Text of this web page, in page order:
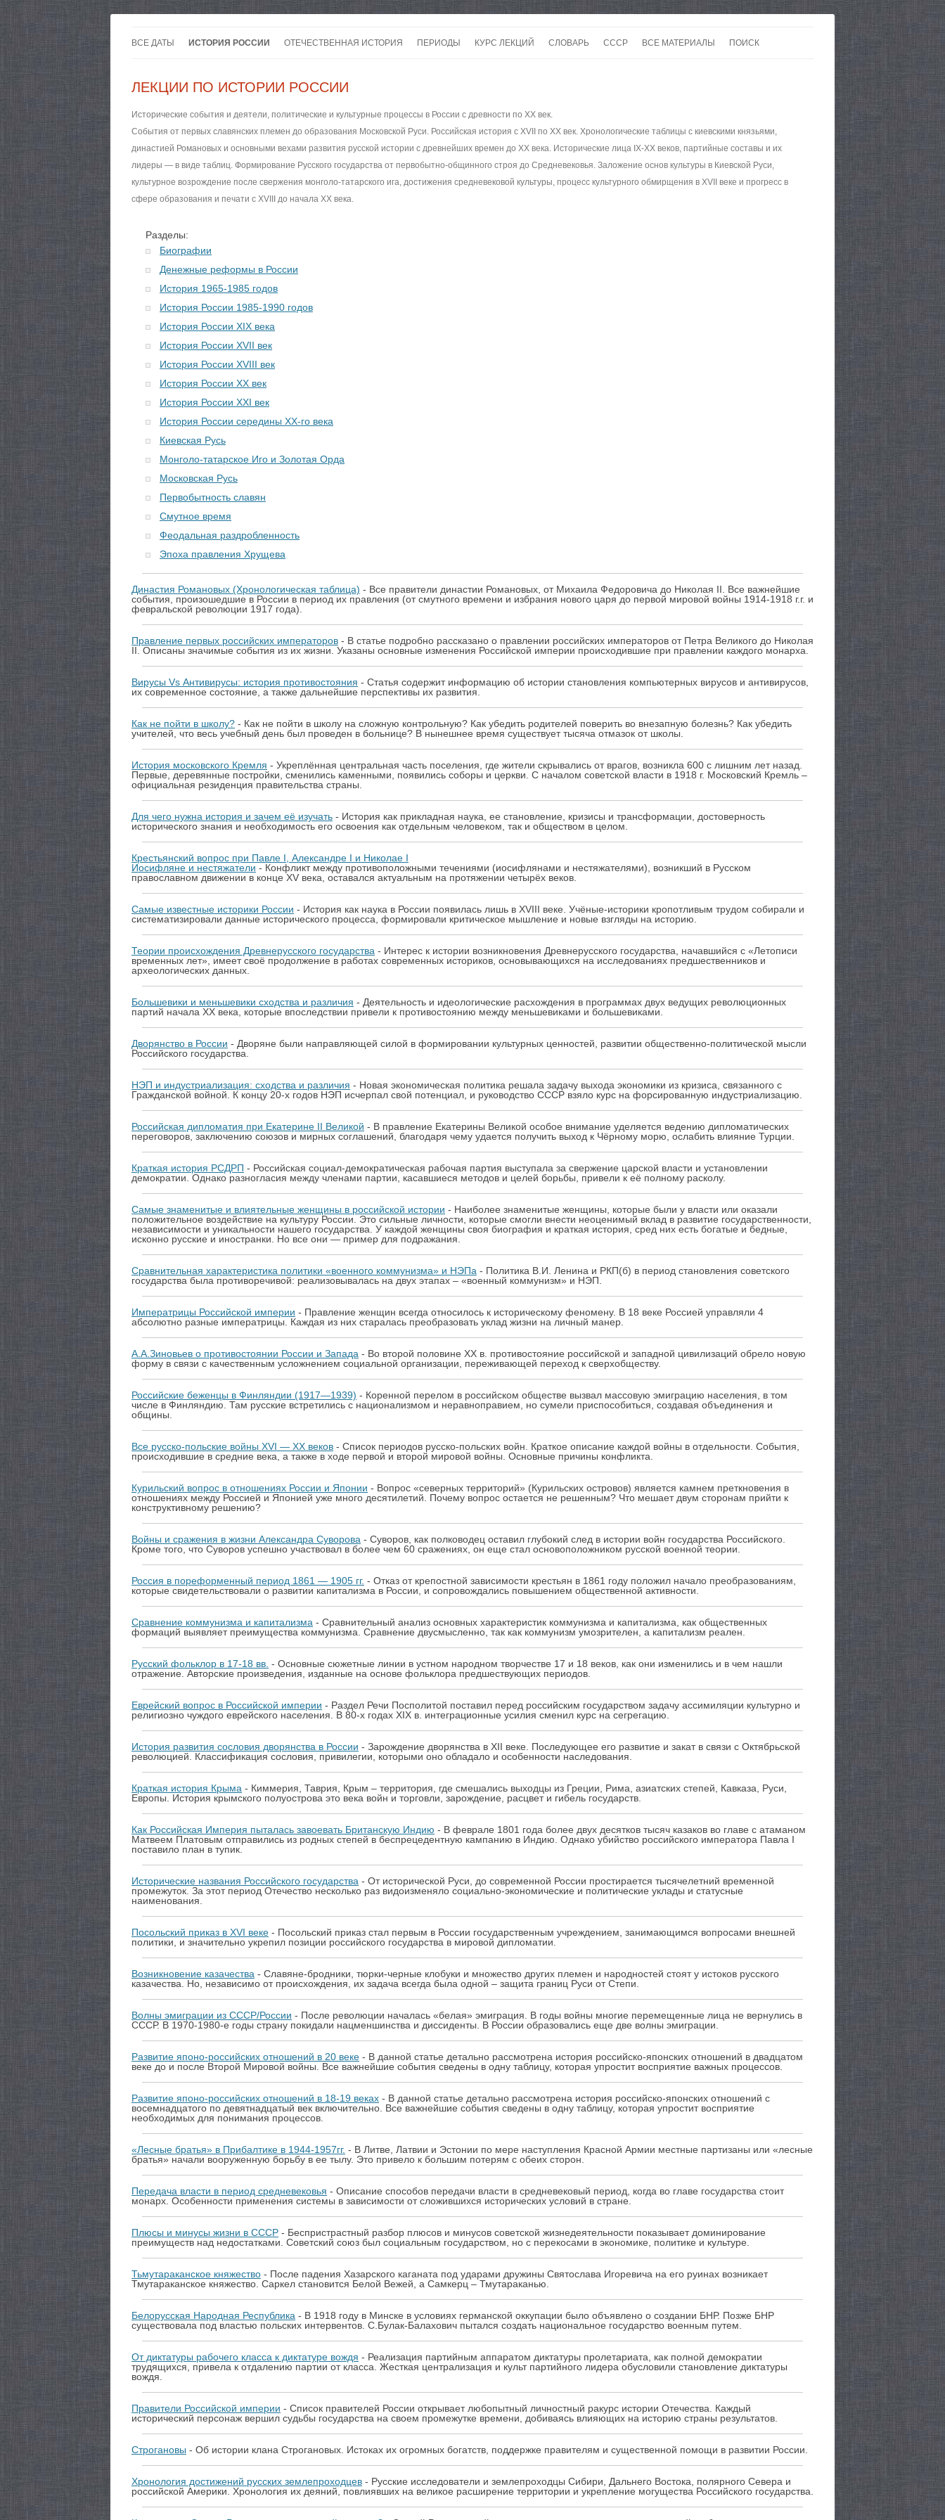
к
ВСЕ ДАТЫ ИСТОРИЯ РОССИИ ОТЕЧЕСТВЕННАЯ ИСТОРИЯ ПЕРИОДЫ КУРС ЛЕКЦИЙ СЛОВАРЬ СССР ВСЕ МАТЕРИАЛЫ
КАРТЫ
ПОИСК
ЛЕКЦИИ ПО ИСТОРИИ РОССИИ
Исторические события и деятели, политические и культурные процессы в России с древности по ХХ век.
События от первых славянских племен до образования Московской Руси. Российская история с XVII по ХХ век. Хронологические таблицы с киевскими князьями,
династией Романовых и основными вехами развития русской истории с древнейших времен до ХХ века. Исторические лица IX-XX веков, партийные составы и их
лидеры — в виде таблиц. Формирование Русского государства от первобытно-общинного строя до Средневековья. Заложение основ культуры в Киевской Руси,
культурное возрождение после свержения монголо-татарского ига, достижения средневековой культуры, процесс культурного обмирщения в XVII веке и прогресс в
сфере образования и печати с XVIII до начала XX века.
Разделы:
Биографии
Денежные реформы в России
История 1965-1985 годов
История России 1985-1990 годов
История России XIX века
История России XVII век
История России XVIII век
История России XX век
История России XXI век
История России середины XX-го века
Киевская Русь
Монголо-татарское Иго и Золотая Орда
Московская Русь
Первобытность славян
Смутное время
Феодальная раздробленность
Эпоха правления Хрущева
Династия Романовых (Хронологическая таблица) - Все правители династии Романовых, от Михаила Федоровича до Николая II. Все важнейшие
события, произошедшие в России в период их правления (от смутного времени и избрания нового царя до первой мировой войны 1914-1918 г.г. и
февральской революции 1917 года).
Правление первых российских императоров - В статье подробно рассказано о правлении российских императоров от Петра Великого до Николая
II. Описаны значимые события из их жизни. Указаны основные изменения Российской империи происходившие при правлении каждого монарха.
Вирусы Vs Антивирусы: история противостояния - Статья содержит информацию об истории становления компьютерных вирусов и антивирусов,
их современное состояние, а также дальнейшие перспективы их развития.
Как не пойти в школу? - Как не пойти в школу на сложную контрольную? Как убедить родителей поверить во внезапную болезнь? Как убедить
учителей, что весь учебный день был проведен в больнице? В нынешнее время существует тысяча отмазок от школы.
История московского Кремля - Укреплённая центральная часть поселения, где жители скрывались от врагов, возникла 600 с лишним лет назад.
Первые, деревянные постройки, сменились каменными, появились соборы и церкви. С началом советской власти в 1918 г. Московский Кремль –
официальная резиденция правительства страны.
Для чего нужна история и зачем её изучать - История как прикладная наука, ее становление, кризисы и трансформации, достоверность
исторического знания и необходимость его освоения как отдельным человеком, так и обществом в целом.
Крестьянский вопрос при Павле I, Александре I и Николае I
Иосифляне и нестяжатели - Конфликт между противоположными течениями (иосифлянами и нестяжателями), возникший в Русском
православном движении в конце XV века, оставался актуальным на протяжении четырёх веков.
Самые известные историки России - История как наука в России появилась лишь в XVIII веке. Учёные-историки кропотливым трудом собирали и
систематизировали данные исторического процесса, формировали критическое мышление и новые взгляды на историю.
Теории происхождения Древнерусского государства - Интерес к истории возникновения Древнерусского государства, начавшийся с «Летописи
временных лет», имеет своё продолжение в работах современных историков, основывающихся на исследованиях предшественников и
археологических данных.
Большевики и меньшевики сходства и различия - Деятельность и идеологические расхождения в программах двух ведущих революционных
партий начала XX века, которые впоследствии привели к противостоянию между меньшевиками и большевиками.
Дворянство в России - Дворяне были направляющей силой в формировании культурных ценностей, развитии общественно-политической мысли
Российского государства.
НЭП и индустриализация: сходства и различия - Новая экономическая политика решала задачу выхода экономики из кризиса, связанного с
Гражданской войной. К концу 20-х годов НЭП исчерпал свой потенциал, и руководство СССР взяло курс на форсированную индустриализацию.
Российская дипломатия при Екатерине II Великой - В правление Екатерины Великой особое внимание уделяется ведению дипломатических
переговоров, заключению союзов и мирных соглашений, благодаря чему удается получить выход к Чёрному морю, ослабить влияние Турции.
Краткая история РСДРП - Российская социал-демократическая рабочая партия выступала за свержение царской власти и установлении
демократии. Однако разногласия между членами партии, касавшиеся методов и целей борьбы, привели к её полному расколу.
Самые знаменитые и влиятельные женщины в российской истории - Наиболее знаменитые женщины, которые были у власти или оказали
положительное воздействие на культуру России. Это сильные личности, которые смогли внести неоценимый вклад в развитие государственности,
независимости и уникальности нашего государства. У каждой женщины своя биография и краткая история, сред них есть богатые и бедные,
исконно русские и иностранки. Но все они — пример для подражания.
Сравнительная характеристика политики «военного коммунизма» и НЭПа - Политика В.И. Ленина и РКП(б) в период становления советского
государства была противоречивой: реализовывалась на двух этапах – «военный коммунизм» и НЭП.
Императрицы Российской империи - Правление женщин всегда относилось к историческому феномену. В 18 веке Россией управляли 4
абсолютно разные императрицы. Каждая из них старалась преобразовать уклад жизни на личный манер.
А.А.Зиновьев о противостоянии России и Запада - Во второй половине XX в. противостояние российской и западной цивилизаций обрело новую
форму в связи с качественным усложнением социальной организации, переживающей переход к сверхобществу.
Российские беженцы в Финляндии (1917—1939) - Коренной перелом в российском обществе вызвал массовую эмиграцию населения, в том
числе в Финляндию. Там русские встретились с национализмом и неравноправием, но сумели приспособиться, создавая объединения и
общины.
Все русско-польские войны XVI — XX веков - Список периодов русско-польских войн. Краткое описание каждой войны в отдельности. События,
происходившие в средние века, а также в ходе первой и второй мировой войны. Основные причины конфликта.
Курильский вопрос в отношениях России и Японии - Вопрос «северных территорий» (Курильских островов) является камнем преткновения в
отношениях между Россией и Японией уже много десятилетий. Почему вопрос остается не решенным? Что мешает двум сторонам прийти к
конструктивному решению?
Войны и сражения в жизни Александра Суворова - Суворов, как полководец оставил глубокий след в истории войн государства Российского.
Кроме того, что Суворов успешно участвовал в более чем 60 сражениях, он еще стал основоположником русской военной теории.
Россия в пореформенный период 1861 — 1905 гг. - Отказ от крепостной зависимости крестьян в 1861 году положил начало преобразованиям,
которые свидетельствовали о развитии капитализма в России, и сопровождались повышением общественной активности.
Сравнение коммунизма и капитализма - Сравнительный анализ основных характеристик коммунизма и капитализма, как общественных
формаций выявляет преимущества коммунизма. Сравнение двусмысленно, так как коммунизм умозрителен, а капитализм реален.
Русский фольклор в 17-18 вв. - Основные сюжетные линии в устном народном творчестве 17 и 18 веков, как они изменились и в чем нашли
отражение. Авторские произведения, изданные на основе фольклора предшествующих периодов.
Еврейский вопрос в Российской империи - Раздел Речи Посполитой поставил перед российским государством задачу ассимиляции культурно и
религиозно чуждого еврейского населения. В 80-х годах XIX в. интеграционные усилия сменил курс на сегрегацию.
История развития сословия дворянства в России - Зарождение дворянства в ХII веке. Последующее его развитие и закат в связи с Октябрьской
революцией. Классификация сословия, привилегии, которыми оно обладало и особенности наследования.
Краткая история Крыма - Киммерия, Таврия, Крым – территория, где смешались выходцы из Греции, Рима, азиатских степей, Кавказа, Руси,
Европы. История крымского полуострова это века войн и торговли, зарождение, расцвет и гибель государств.
Как Российская Империя пыталась завоевать Британскую Индию - В феврале 1801 года более двух десятков тысяч казаков во главе с атаманом
Матвеем Платовым отправились из родных степей в беспрецедентную кампанию в Индию. Однако убийство российского императора Павла I
поставило план в тупик.
Исторические названия Российского государства - От исторической Руси, до современной России простирается тысячелетний временной
промежуток. За этот период Отечество несколько раз видоизменяло социально-экономические и политические уклады и статусные
наименования.
Посольский приказ в XVI веке - Посольский приказ стал первым в России государственным учреждением, занимающимся вопросами внешней
политики, и значительно укрепил позиции российского государства в мировой дипломатии.
Возникновение казачества - Славяне-бродники, тюрки-черные клобуки и множество других племен и народностей стоят у истоков русского
казачества. Но, независимо от происхождения, их задача всегда была одной – защита границ Руси от Степи.
Волны эмиграции из СССР/России - После революции началась «белая» эмиграция. В годы войны многие перемещенные лица не вернулись в
СССР. В 1970-1980-е годы страну покидали нацменшинства и диссиденты. В России образовались еще две волны эмиграции.
Развитие японо-российских отношений в 20 веке - В данной статье детально рассмотрена история российско-японских отношений в двадцатом
веке до и после Второй Мировой войны. Все важнейшие события сведены в одну таблицу, которая упростит восприятие важных процессов.
Развитие японо-российских отношений в 18-19 веках - В данной статье детально рассмотрена история российско-японских отношений с
восемнадцатого по девятнадцатый век включительно. Все важнейшие события сведены в одну таблицу, которая упростит восприятие
необходимых для понимания процессов.
«Лесные братья» в Прибалтике в 1944-1957гг. - В Литве, Латвии и Эстонии по мере наступления Красной Армии местные партизаны или «лесные
братья» начали вооруженную борьбу в ее тылу. Это привело к большим потерям с обеих сторон.
Передача власти в период средневековья - Описание способов передачи власти в средневековый период, когда во главе государства стоит
монарх. Особенности применения системы в зависимости от сложившихся исторических условий в стране.
Плюсы и минусы жизни в СССР - Беспристрастный разбор плюсов и минусов советской жизнедеятельности показывает доминирование
преимуществ над недостатками. Советский союз был социальным государством, но с перекосами в экономике, политике и культуре.
Тьмутараканское княжество - После падения Хазарского каганата под ударами дружины Святослава Игоревича на его руинах возникает
Тмутараканское княжество. Саркел становится Белой Вежей, а Самкерц – Тмутараканью.
Белорусская Народная Республика - В 1918 году в Минске в условиях германской оккупации было объявлено о создании БНР. Позже БНР
существовала под властью польских интервентов. С.Булак-Балахович пытался создать национальное государство военным путем.
От диктатуры рабочего класса к диктатуре вождя - Реализация партийным аппаратом диктатуры пролетариата, как полной демократии
трудящихся, привела к отдалению партии от класса. Жесткая централизация и культ партийного лидера обусловили становление диктатуры
вождя.
Правители Российской империи - Список правителей России открывает любопытный личностный ракурс истории Отечества. Каждый
исторический персонаж вершил судьбы государства на своем промежутке времени, добиваясь влияющих на историю страны результатов.
Строгановы - Об истории клана Строгановых. Истоках их огромных богатств, поддержке правителям и существенной помощи в развитии России.
Хронология достижений русских землепроходцев - Русские исследователи и землепроходцы Сибири, Дальнего Востока, полярного Севера и
российской Америки. Хронология их деяний, повлиявших на великое расширение территории и укрепление могущества Российского государства.